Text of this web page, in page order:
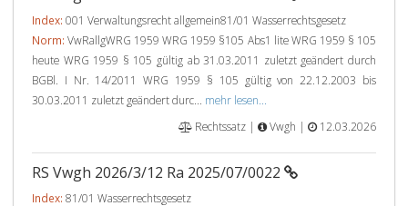
Index: 001 Verwaltungsrecht allgemein81/01 Wasserrechtsgesetz
Norm: VwRallgWRG 1959 WRG 1959 §105 Abs1 lite WRG 1959 § 105
heute WRG 1959 § 105 gültig ab 31.03.2011 zuletzt geändert durch
BGBl. I Nr. 14/2011 WRG 1959 § 105 gültig von 22.12.2003 bis
30.03.2011 zuletzt geändert durc... mehr lesen...
Rechtssatz |
Vwgh | 12.03.2026
RS Vwgh 2026/3/12 Ra 2025/07/0022
Index: 81/01 Wasserrechtsgesetz